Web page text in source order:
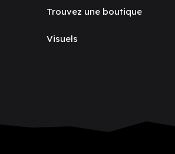
Trouvez une boutique
Visuels